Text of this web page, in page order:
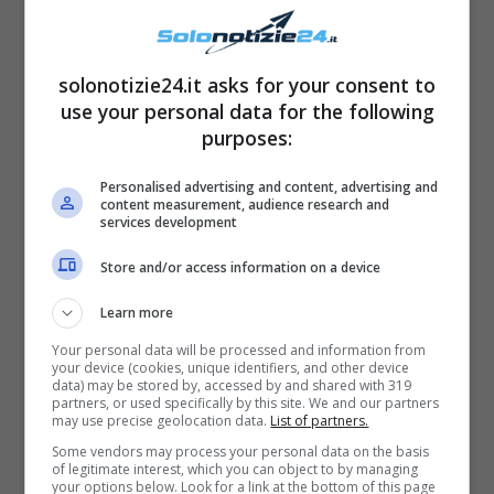
Ecco perchè dovreste
trovare sempre il tempo da
solonotizie24.it asks for your consent to
use your personal data for the following
purposes:
Personalised advertising and content, advertising and
content measurement, audience research and
services development
Store and/or access information on a device
Learn more
Your personal data will be processed and information from
your device (cookies, unique identifiers, and other device
data) may be stored by, accessed by and shared with 319
partners, or used specifically by this site. We and our partners
may use precise geolocation data. List of partners.
Some vendors may process your personal data on the basis
of legitimate interest, which you can object to by managing
your options below. Look for a link at the bottom of this page